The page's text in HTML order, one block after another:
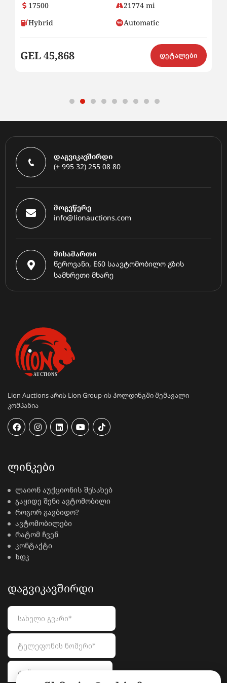
17500
21774 mi
Hybrid
Automatic
GEL 45,868 დეტალები
დაგვიკავშირდი
(+ 995 32) 255 08 80
მოგვწერე
info@lionauctions.com
მისამართი
წეროვანი, E60 საავტომობილო გზის
სამხრეთი მხარე
Lion Auctions არის Lion Group-ის ჰოლდინგში შემავალი
კომპანია
ᲚᲘᲜᲙᲔᲑᲘ
ლაიონ აუქციონის შესახებ
გაყიდე შენი ავტომობილი
როგორ გავბიდო?
ავტომობილები
რატომ ჩვენ
კონტაქტი
ხდკ
ᲓᲐᲒᲕᲘᲙᲐᲕᲨᲘᲠᲓᲘ